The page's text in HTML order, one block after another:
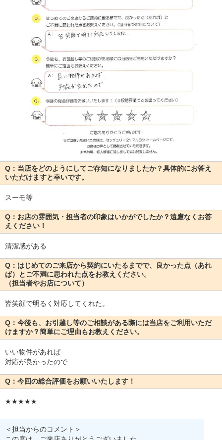
Q：当店をどのようにしてご存知になりましたか？具体的にお答え
いただけますと幸いです。
スーモ等
Q：お店の雰囲気・担当者の印象はいかがでしたか？遠慮なくお答
えください！
清潔感がある
Q：はじめてのご来店から契約にいたるまでで、良かった点（あれ
ば）とご不満に思われた点をお教えください。
（担当者やお店について）
皆笑顔で明るく対応してくれた。
Q：今後も、お引越し等のご相談がある際には当店をご利用いただ
けますか？簡単にご理由もお教えください。
いい物件があれば
対応が良かったので
Q：今回の総合評価をお願いいたします！
★★★★★
＜担当からのコメント＞